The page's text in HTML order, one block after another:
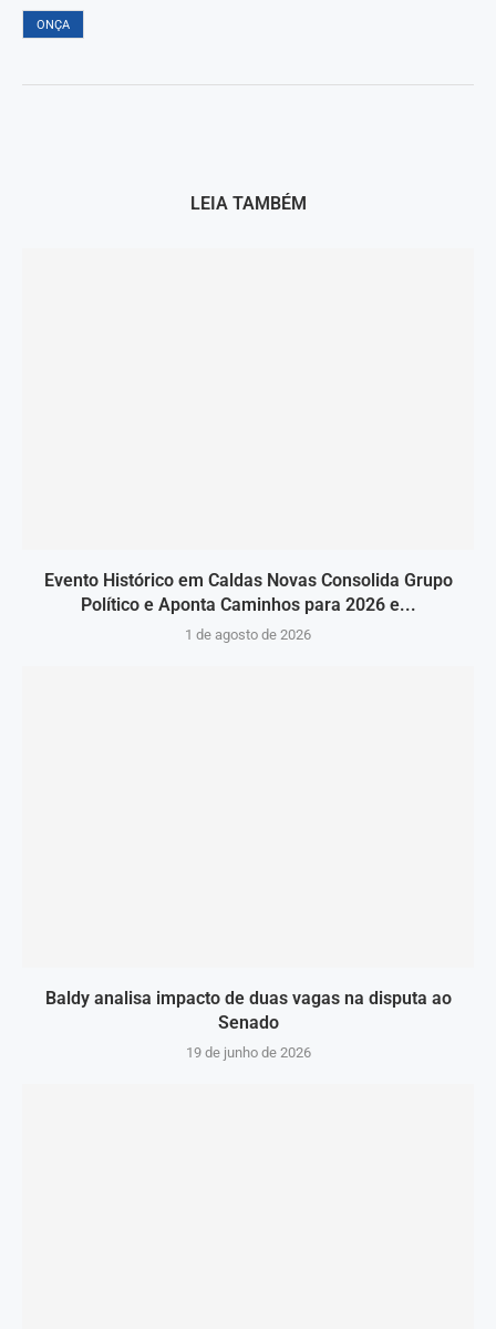
ONÇA
LEIA TAMBÉM
Evento Histórico em Caldas Novas Consolida Grupo
Político e Aponta Caminhos para 2026 e...
1 de agosto de 2026
Baldy analisa impacto de duas vagas na disputa ao
Senado
19 de junho de 2026